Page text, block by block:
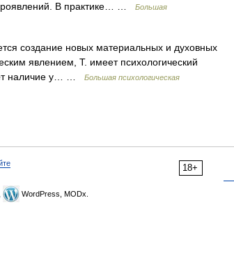
В практике… …
Большая
создание новых материальных и духовных
явлением, Т. имеет психологический
наличие у… …
Большая психологическая
18+
WordPress, MODx.